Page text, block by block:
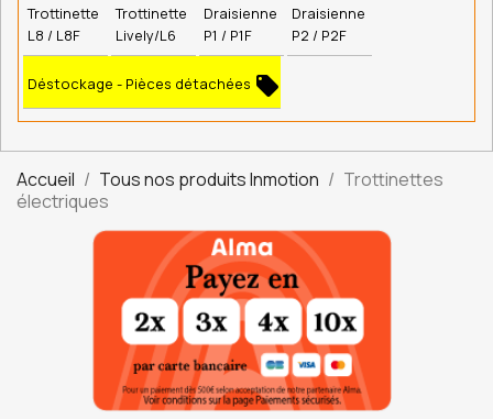
Trottinette
L8 / L8F
Trottinette
Lively/L6
Draisienne
P1 / P1F
Draisienne
P2 / P2F
Déstockage - Pièces détachées local_offer
Accueil Tous nos produits Inmotion
Trottinettes
électriques